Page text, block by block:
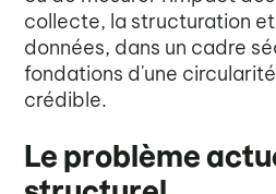
collecte, la structuration
données, dans un cadre
fondations d'une
crédible.
Le problème